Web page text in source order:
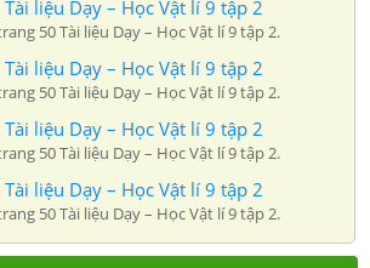
liệu Dạy – Học Vật lí 9 tập 2
50 Tài liệu Dạy – Học Vật lí 9 tập 2.
liệu Dạy – Học Vật lí 9 tập 2
50 Tài liệu Dạy – Học Vật lí 9 tập 2.
liệu Dạy – Học Vật lí 9 tập 2
50 Tài liệu Dạy – Học Vật lí 9 tập 2.
liệu Dạy – Học Vật lí 9 tập 2
50 Tài liệu Dạy – Học Vật lí 9 tập 2.